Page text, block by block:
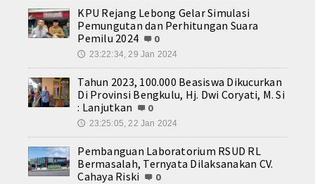
KPU Rejang Lebong Gelar Simulasi
Pemungutan dan Perhitungan Suara
Pemilu 2024
0
🕔 23:22:34, 29 Jan 2024
Tahun 2023, 100.000 Beasiswa Dikucurkan
Di Provinsi Bengkulu, Hj. Dwi Coryati, M. Si
: Lanjutkan
0
🕔 23:25:05, 22 Jan 2024
Pembanguan Laboratorium RSUD RL
Bermasalah, Ternyata Dilaksanakan CV.
Cahaya Riski
0